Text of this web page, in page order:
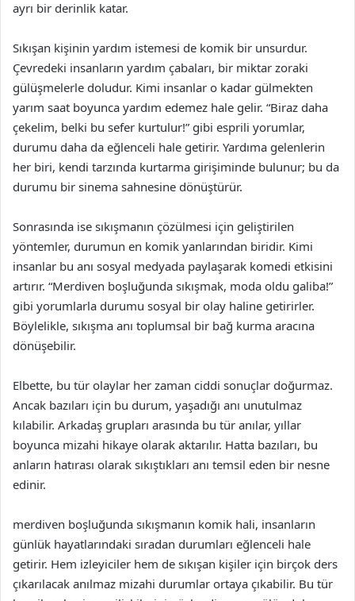
ayrı bir derinlik katar.
Sıkışan kişinin yardım istemesi de komik bir unsurdur.
Çevredeki insanların yardım çabaları, bir miktar zoraki
gülüşmelerle doludur. Kimi insanlar o kadar gülmekten
yarım saat boyunca yardım edemez hale gelir. “Biraz daha
çekelim, belki bu sefer kurtulur!” gibi esprili yorumlar,
durumu daha da eğlenceli hale getirir. Yardıma gelenlerin
her biri, kendi tarzında kurtarma girişiminde bulunur; bu da
durumu bir sinema sahnesine dönüştürür.
Sonrasında ise sıkışmanın çözülmesi için geliştirilen
yöntemler, durumun en komik yanlarından biridir. Kimi
insanlar bu anı sosyal medyada paylaşarak komedi etkisini
artırır. “Merdiven boşluğunda sıkışmak, moda oldu galiba!”
gibi yorumlarla durumu sosyal bir olay haline getirirler.
Böylelikle, sıkışma anı toplumsal bir bağ kurma aracına
dönüşebilir.
Elbette, bu tür olaylar her zaman ciddi sonuçlar doğurmaz.
Ancak bazıları için bu durum, yaşadığı anı unutulmaz
kılabilir. Arkadaş grupları arasında bu tür anılar, yıllar
boyunca mizahi hikaye olarak aktarılır. Hatta bazıları, bu
anların hatırası olarak sıkıştıkları anı temsil eden bir nesne
edinir.
merdiven boşluğunda sıkışmanın komik hali, insanların
günlük hayatlarındaki sıradan durumları eğlenceli hale
getirir. Hem izleyiciler hem de sıkışan kişiler için birçok ders
çıkarılacak anılmaz mizahi durumlar ortaya çıkabilir. Bu tür